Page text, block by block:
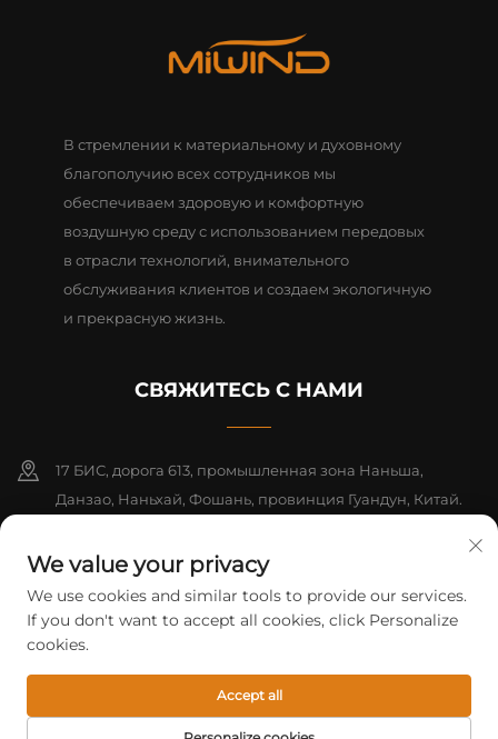
В стремлении к материальному и духовному
благополучию всех сотрудников мы
обеспечиваем здоровую и комфортную
воздушную среду с использованием передовых
в отрасли технологий, внимательного
обслуживания клиентов и создаем экологичную
и прекрасную жизнь.
СВЯЖИТЕСЬ С НАМИ
17 БИС, дорога 613, промышленная зона Наньша,
Данзао, Наньхай, Фошань, провинция Гуандун, Китай.
+86-13726355315
[email protected]
© ООО «Фошаньская компания Mifeng по электротехническому
оборудованию», 2026 г. Все права защищены.
We value your privacy
We use cookies and similar tools to provide our services.
If you don't want to accept all cookies, click Personalize
cookies.
Accept all